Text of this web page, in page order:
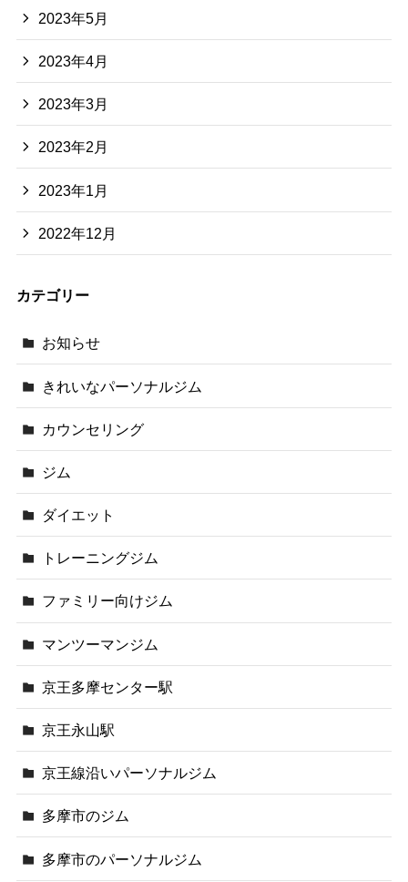
2023年5月
2023年4月
2023年3月
2023年2月
2023年1月
2022年12月
カテゴリー
お知らせ
きれいなパーソナルジム
カウンセリング
ジム
ダイエット
トレーニングジム
ファミリー向けジム
マンツーマンジム
京王多摩センター駅
京王永山駅
京王線沿いパーソナルジム
多摩市のジム
多摩市のパーソナルジム